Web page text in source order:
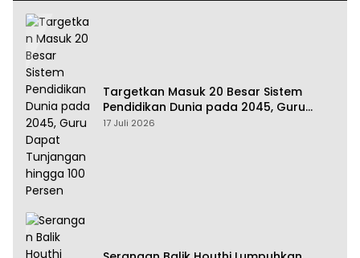
Targetkan Masuk 20 Besar Sistem
Pendidikan Dunia pada 2045, Guru
Dapat Tunjangan hingga 100 Persen
17 Juli 2026